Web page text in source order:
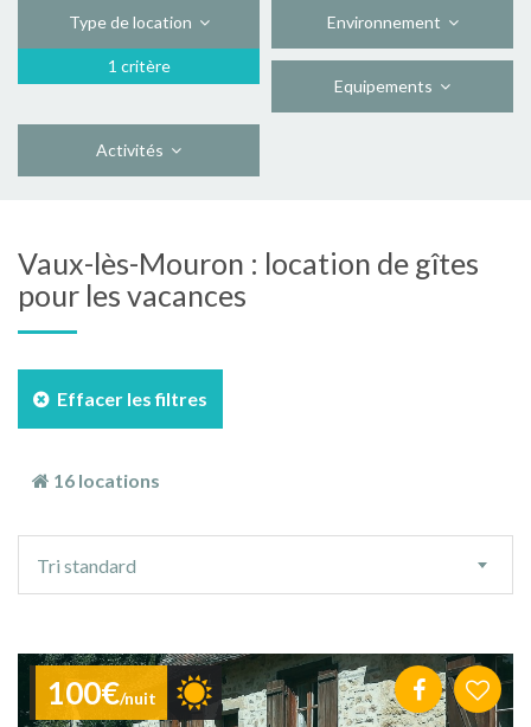
Type de location
1 critère
Environnement
Equipements
Activités
Vaux-lès-Mouron : location de gîtes
pour les vacances
Effacer les filtres
16 locations
tri
Tri standard
100€/nuit